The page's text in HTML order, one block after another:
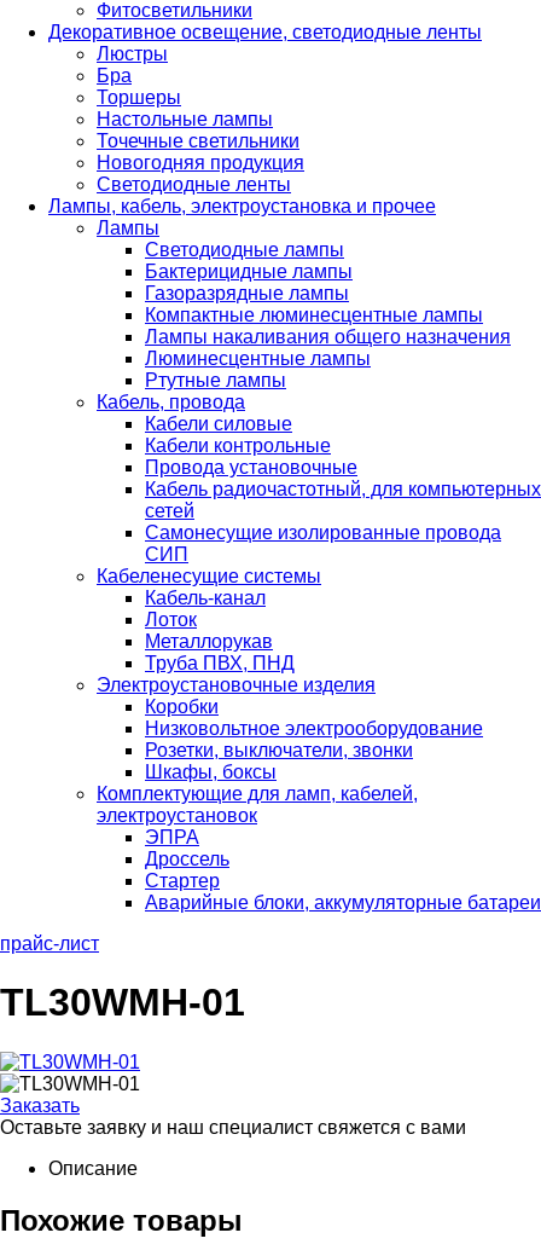
Фитосветильники
Декоративное освещение, светодиодные ленты
Люстры
Бра
Торшеры
Настольные лампы
Точечные светильники
Новогодняя продукция
Светодиодные ленты
Лампы, кабель, электроустановка и прочее
Лампы
Светодиодные лампы
Бактерицидные лампы
Газоразрядные лампы
Компактные люминесцентные лампы
Лампы накаливания общего назначения
Люминесцентные лампы
Ртутные лампы
Кабель, провода
Кабели силовые
Кабели контрольные
Провода установочные
Кабель радиочастотный, для компьютерных
сетей
Самонесущие изолированные провода
СИП
Кабеленесущие системы
Кабель-канал
Лоток
Металлорукав
Труба ПВХ, ПНД
Электроустановочные изделия
Коробки
Низковольтное электрооборудование
Розетки, выключатели, звонки
Шкафы, боксы
Комплектующие для ламп, кабелей,
электроустановок
ЭПРА
Дроссель
Стартер
Аварийные блоки, аккумуляторные батареи
прайс-лист
TL30WMH-01
Заказать
Оставьте заявку и наш специалист свяжется с вами
Описание
Похожие товары